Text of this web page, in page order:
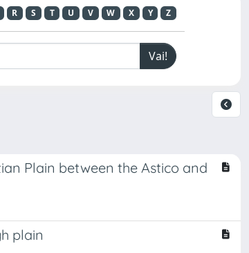
R S T U V W X Y Z
Plain between the Astico and
plain